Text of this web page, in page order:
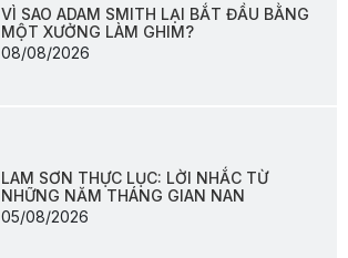
VÌ SAO ADAM SMITH LẠI BẮT ĐẦU BẰNG
MỘT XƯỞNG LÀM GHIM?
08/08/2026
LAM SƠN THỰC LỤC: LỜI NHẮC TỪ
NHỮNG NĂM THÁNG GIAN NAN
05/08/2026